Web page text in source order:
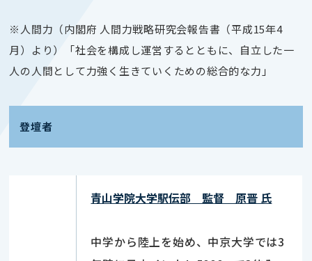
※人間力（内閣府 人間力戦略研究会報告書（平成15年4
月）より）「社会を構成し運営するとともに、自立した一
人の人間として力強く生きていくための総合的な力」
登壇者
青山学院大学駅伝部 監督 原晋 氏
中学から陸上を始め、中京大学では3